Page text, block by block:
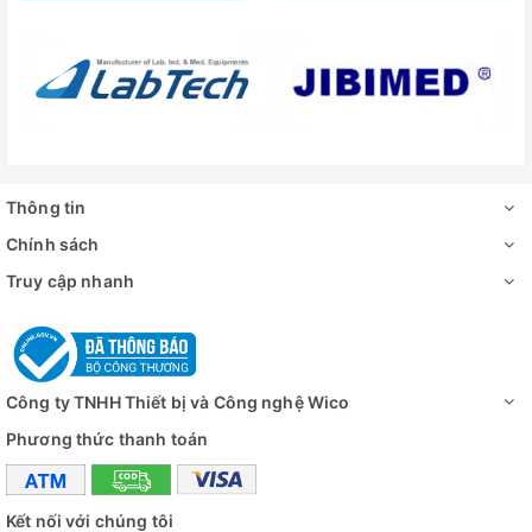
Nguồn điện - Công
suất
10KW/
Kích thước
vậnchuyển (mm)
Khối lượng G.W/N.W
Video - Hình ảnh
Thông tin
Chính sách
Truy cập nhanh
Công ty TNHH Thiết bị và Công nghệ Wico
Phương thức thanh toán
Kết nối với chúng tôi